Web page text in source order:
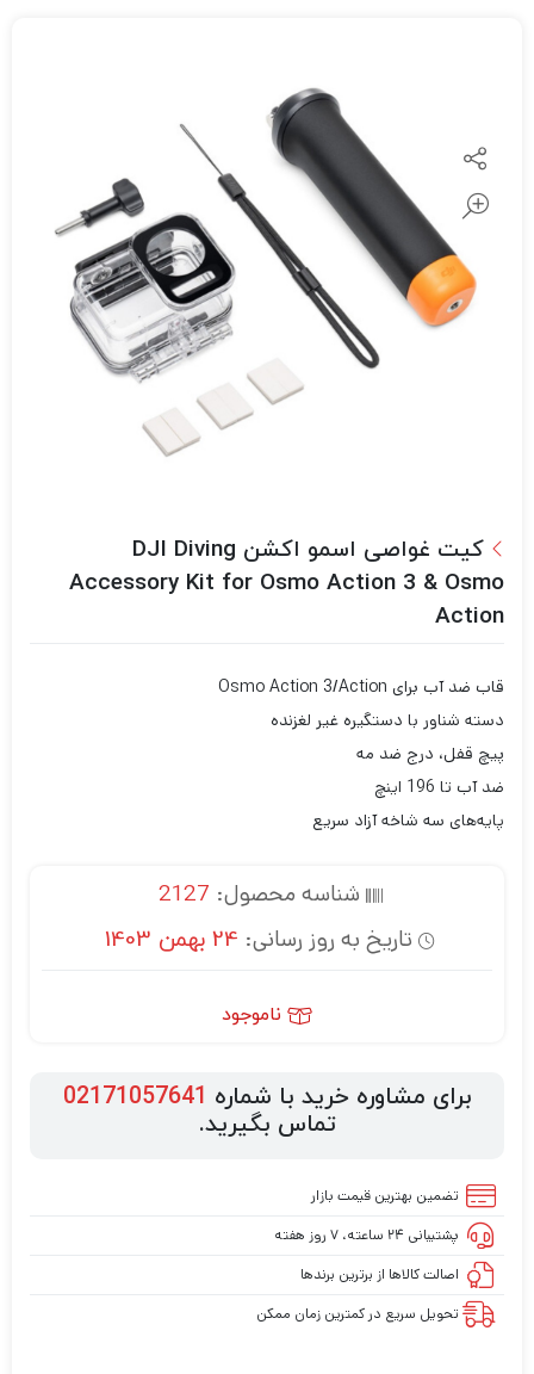
کیت غواصی اسمو اکشن DJI Diving
Accessory Kit for Osmo Action 3 & Osmo
Action
قاب ضد آب برای Osmo Action 3/Action
دسته شناور با دستگیره غیر لغزنده
پیچ قفل، درج ضد مه
ضد آب تا 196 اینچ
پایه‌های سه شاخه آزاد سریع
شناسه محصول: 2127
تاریخ به روز رسانی: 24 بهمن 1403
ناموجود
برای مشاوره خرید با شماره 02171057641
تماس بگیرید.
تضمین بهترین قیمت بازار
پشتیبانی ۲۴ ساعته، ۷ روز هفته
اصالت کالاها از برترین برندها
تحویل سریع در کمترین زمان ممکن